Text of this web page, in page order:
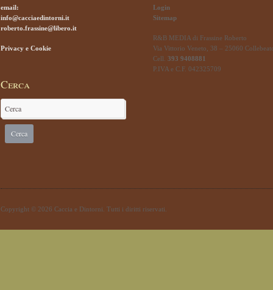
email:
info@cacciaedintorni.it
roberto.frassine@libero.it
Privacy e Cookie
Cerca
Login
Sitemap
R&B MEDIA di Frassine Roberto
Via Vittorio Veneto, 38 – 25060
Cell. 393 9408881
P.IVA e C.F. 042325709
Copyright © 2026 Caccia e Dintorni. Tutti i diritti riservati.